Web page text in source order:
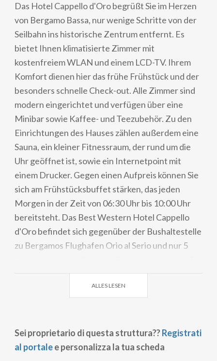
Das Hotel Cappello d'Oro begrüßt Sie im Herzen
von Bergamo Bassa, nur wenige Schritte von der
Seilbahn ins historische Zentrum entfernt. Es
bietet Ihnen klimatisierte Zimmer mit
kostenfreiem WLAN und einem LCD-TV. Ihrem
Komfort dienen hier das frühe Frühstück und der
besonders schnelle Check-out. Alle Zimmer sind
modern eingerichtet und verfügen über eine
Minibar sowie Kaffee- und Teezubehör. Zu den
Einrichtungen des Hauses zählen außerdem eine
Sauna, ein kleiner Fitnessraum, der rund um die
Uhr geöffnet ist, sowie ein Internetpoint mit
einem Drucker. Gegen einen Aufpreis können Sie
sich am Frühstücksbuffet stärken, das jeden
Morgen in der Zeit von 06:30 Uhr bis 10:00 Uhr
bereitsteht. Das Best Western Hotel Cappello
d'Oro befindet sich gegenüber der Bushaltestelle
zu Bergamos Flughafen Orio al Serio und nur 5
Autobahn A4 fahren Sie lediglich 5 Minuten.
ALLES LESEN
Sei proprietario di questa struttura??Registrati
al portalee personalizza la tua scheda